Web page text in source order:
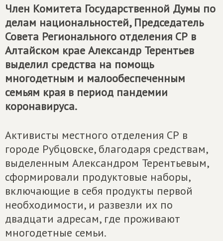
Член Комитета Государственной Думы по
делам национальностей, Председатель
Совета Регионального отделения СР в
Алтайском крае Александр Терентьев
выделил средства на помощь
многодетным и малообеспеченным
семьям края в период пандемии
коронавируса.
Активисты местного отделения СР в
городе Рубцовске, благодаря средствам,
выделенным Александром Терентьевым,
сформировали продуктовые наборы,
включающие в себя продукты первой
необходимости, и развезли их по
двадцати адресам, где проживают
многодетные семьи.